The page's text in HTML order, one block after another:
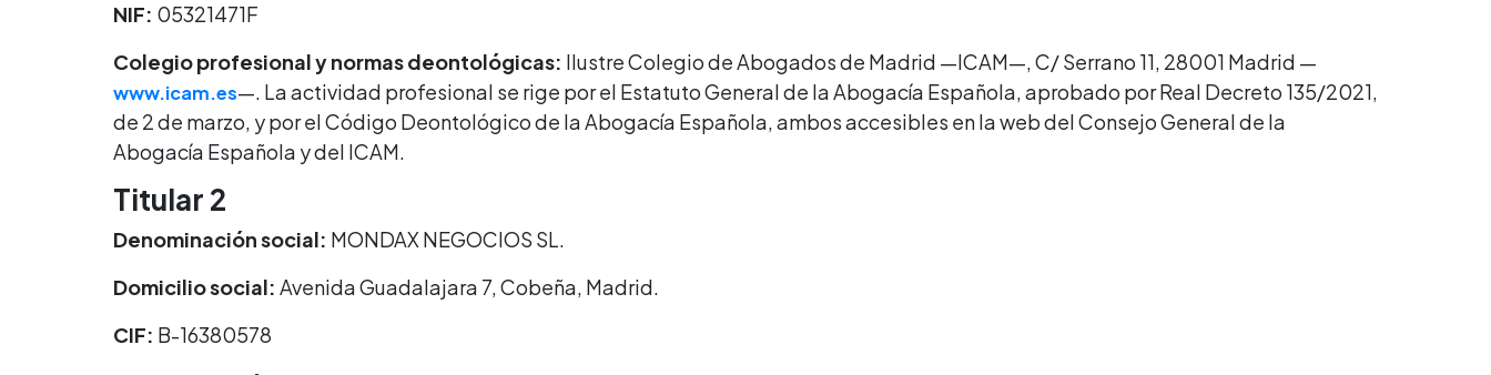
NIF: 05321471F
Colegio profesional y normas deontológicas: Ilustre Colegio de Abogados de Madrid —ICAM—, C/ Serrano 11, 28001 Madrid —
www.icam.es—. La actividad profesional se rige por el Estatuto General de la Abogacía Española, aprobado por Real Decreto 135/2021,
de 2 de marzo, y por el Código Deontológico de la Abogacía Española, ambos accesibles en la web del Consejo General de la
Abogacía Española y del ICAM.
Titular 2
Denominación social: MONDAX NEGOCIOS SL.
Domicilio social: Avenida Guadalajara 7, Cobeña, Madrid.
CIF: B-16380578